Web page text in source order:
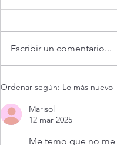
Evangelio de hoy
abandona (Mt 17,14-20)
Escribir un comentario...
Ordenar según: Lo más nuevo
Marisol
12 mar 2025
Me temo que no